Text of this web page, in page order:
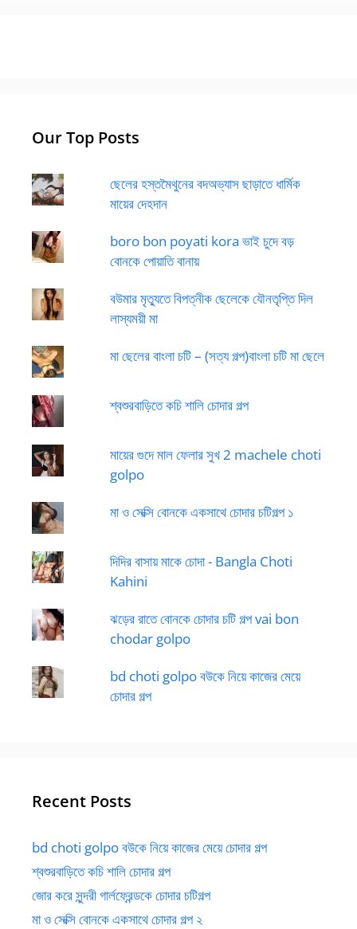
Our Top Posts
ছেলের হস্তমৈথুনের বদঅভ্যাস ছাড়াতে ধার্মিক
মায়ের দেহদান
boro bon poyati kora ভাই চুদে বড়
বোনকে পোয়াতি বানায়
বউমার মৃত্যুতে বিপত্নীক ছেলেকে যৌনতৃপ্তি দিল
লাস্যময়ী মা
মা ছেলের বাংলা চটি – (সত্য গল্প)বাংলা চটি মা ছেলে
শ্বশুরবাড়িতে কচি শালি চোদার গল্প
মায়ের গুদে মাল ফেলার সুখ 2 machele choti
golpo
মা ও সেক্সি বোনকে একসাথে চোদার চটিগল্প ১
দিদির বাসায় মাকে চোদা - Bangla Choti
Kahini
ঝড়ের রাতে বোনকে চোদার চটি গল্প vai bon
chodar golpo
bd choti golpo বউকে নিয়ে কাজের মেয়ে
চোদার গল্প
Recent Posts
bd choti golpo বউকে নিয়ে কাজের মেয়ে চোদার গল্প
শ্বশুরবাড়িতে কচি শালি চোদার গল্প
জোর করে সুন্দরী গার্লফ্রেন্ডকে চোদার চটিগল্প
মা ও সেক্সি বোনকে একসাথে চোদার গল্প ২